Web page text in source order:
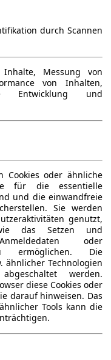
durch Scannen
Messung von
von Inhalten,
Entwicklung und
Cookies oder ähnliche
für die essentielle
und die einwandfreie
Sie werden
genutzt,
das Setzen und
oder
ermöglichen. Die
ähnlicher Technologien
werden.
diese Cookies oder
darauf hinweisen. Das
Tools kann die